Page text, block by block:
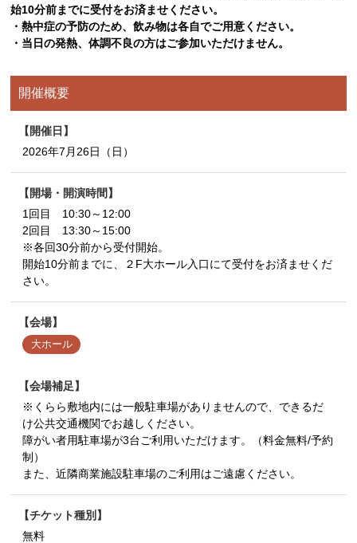
始10分前までに受付をお済ませください。
・熱中症の予防のため、飲み物は各自でご用意ください。
・当日の発熱、体調不良の方はご参加いただけません。
開催概要
開催日
2026年7月26日（日）
開場・開演時間
1回目 10:30～12:00
2回目 13:30～15:00
※各回30分前から受付開始。
開始10分前までに、２F大ホール入口にて受付をお済ませくだ
さい。
会場
大ホール
会場補足
※くらら敷地内には一般駐車場がありませんので、できるだ
け公共交通機関でお越しください。
障がい者用駐車場が3台ご利用いただけます。（料金無料/予約
制）
また、近隣商業施設駐車場のご利用はご遠慮ください。
チケット種別
無料